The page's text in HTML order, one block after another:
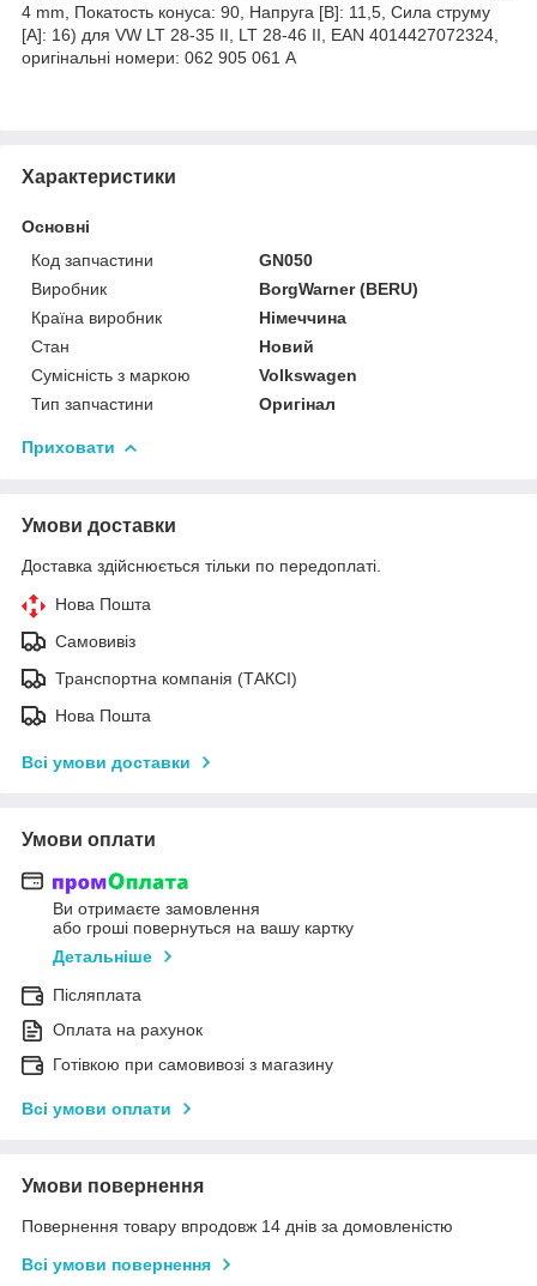
4 mm, Покатость конуса: 90, Напруга [В]: 11,5, Сила струму
[A]: 16) для VW LT 28-35 II, LT 28-46 II, EAN 4014427072324,
оригінальні номери: 062 905 061 A
Характеристики
Основні
Код запчастини
GN050
Виробник
BorgWarner (BERU)
Країна виробник
Німеччина
Стан
Новий
Сумісність з маркою
Volkswagen
Тип запчастини
Оригінал
Приховати
Умови доставки
Доставка здійснюється тільки по передоплаті.
Нова Пошта
Самовивіз
Транспортна компанія (ТАКСІ)
Нова Пошта
Всі умови доставки
Умови оплати
Ви отримаєте замовлення
або гроші повернуться на вашу картку
Детальніше
Післяплата
Оплата на рахунок
Готівкою при самовивозі з магазину
Всі умови оплати
Умови повернення
Повернення товару впродовж 14 днів за домовленістю
Всі умови повернення